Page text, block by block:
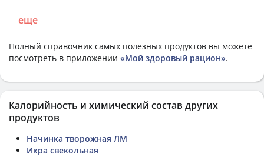
еще
Полный справочник самых полезных продуктов вы можете
посмотреть в приложении «Мой здоровый рацион».
Калорийность и химический состав других
продуктов
Начинка творожная ЛМ
Икра свекольная